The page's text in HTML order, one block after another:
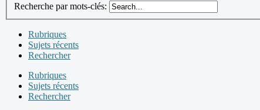
Recherche par mots-clés:
Rubriques
Sujets récents
Rechercher
Rubriques
Sujets récents
Rechercher